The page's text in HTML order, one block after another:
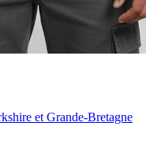
et Grande-Bretagne